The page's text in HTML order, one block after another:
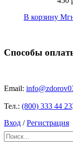
В корзину
Способы
Email:
Тел.: (800) 333 44 23
Вход /Регистрация